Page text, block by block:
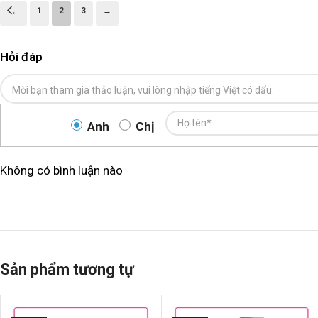
← 1 2 3 →
Hỏi đáp
Anh Chị
Không có bình luận nào
Sản phẩm tương tự